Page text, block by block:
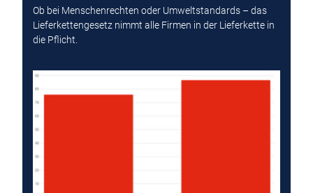
Ob bei Menschenrechten oder Umweltstandards – das
Lieferkettengesetz nimmt alle Firmen in der Lieferkette in
die Pflicht.